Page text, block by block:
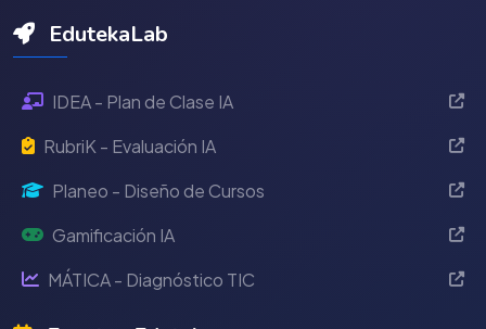
EdutekaLab
IDEA - Plan de Clase IA
RubriK - Evaluación IA
Planeo - Diseño de Cursos
Gamificación IA
MÁTICA - Diagnóstico TIC